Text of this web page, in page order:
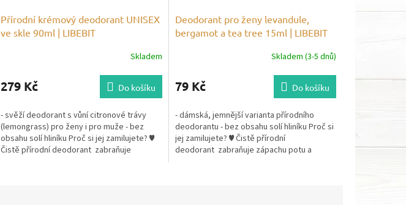
Přírodní krémový deodorant UNISEX
ve skle 90ml | LIBEBIT
Skladem
279 Kč Do košíku
- svěží deodorant s vůní citronové trávy
(lemongrass) pro ženy i pro muže - bez
obsahu solí hliníku Proč si jej zamilujete? ♥
Čistě přírodní deodorant zabraňuje
Deodorant pro ženy levandule,
bergamot a tea tree 15ml | LIBEBIT
Skladem (3-5 dnů)
79 Kč Do košíku
- dámská, jemnější varianta přírodního
deodorantu - bez obsahu solí hliníku Proč si
jej zamilujete? ♥ Čistě přírodní
deodorant zabraňuje zápachu potu a